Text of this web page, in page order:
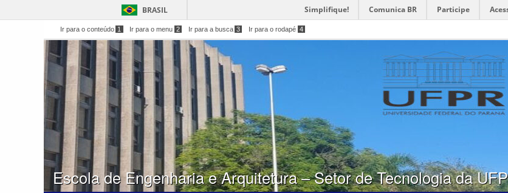
BRASIL Simplifique! Comunica BR Participe
Ir para o conteúdo 1 Ir para o menu 2 Ir para a busca 3 Ir para o rodapé 4
Escola de Engenharia e Arquitetura – Setor de Tecnologia da